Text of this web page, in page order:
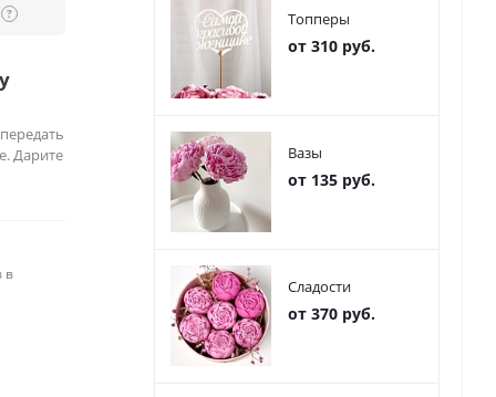
?
Дарите
в
Топперы
от 310 руб.
Вазы
от 135 руб.
Сладости
от 370 руб.